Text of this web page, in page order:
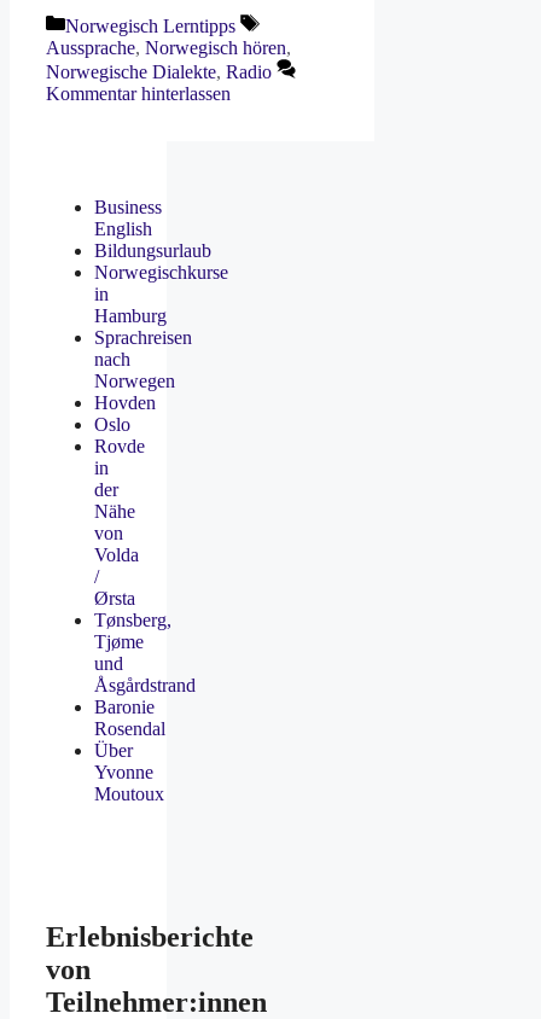
Kategorien
Norwegisch Lerntipps
Schlagwörter
Aussprache, Norwegisch hören,
Norwegische Dialekte, Radio
Kommentar hinterlassen
Business
English
Bildungsurlaub
Norwegischkurse
in
Hamburg
Sprachreisen
nach
Norwegen
Hovden
Oslo
Rovde
in
der
Nähe
von
Volda
/
Ørsta
Tønsberg,
Tjøme
und
Åsgårdstrand
Baronie
Rosendal
Über
Yvonne
Moutoux
Erlebnisberichte
von
Teilnehmer:innen